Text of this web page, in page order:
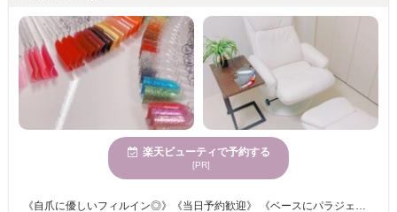
楽天ビューティで予約する
[PR]